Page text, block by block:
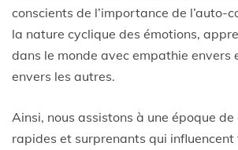
conscients de l’importance de l’auto-
la nature cyclique des émotions,
dans le monde avec empathie envers
envers les autres.
Ainsi, nous assistons à une époque
rapides et surprenants qui influencent